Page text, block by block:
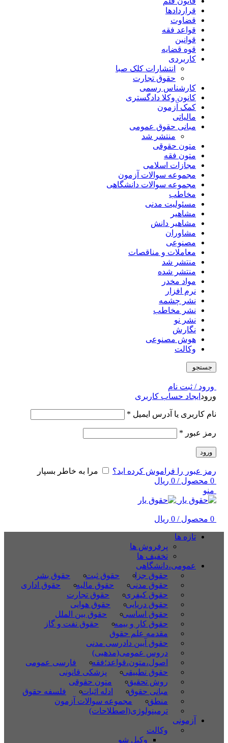
قراردادها
قضاوت
قواعد فقه
قوانین
قوه قضایه
کاربردی
انتشارات کلک صبا
حقوق تجارت
کارشناس رسمی
کانون وکلا دادگستری
کمک آزمون
مالیاتی
مبانی حقوق عمومی
منتشر شد
متون حقوقی
متون فقه
مجازات اسلامی
مجموعه سوالات آزمون
مجموعه سوالات دانشگاهی
مخاطب
مسئولیت مدنی
مشاهیر
مشاهیر دانش
مشاوران
مصنوعی
معاملات و مناقصات
منتشر شد
منتشر شده
مواد مخدر
نرم افزار
نشر چشمه
نشر مخاطب
نشر نو
نگارش
هوش مصنوعی
وکالت
جستجو
ورود / ثبت نام
ورود ایجاد حساب کاربری
نام کاربری یا آدرس ایمیل *
رمز عبور *
ورود
رمز عبور را فراموش کرده اید؟
مرا به خاطر بسپار
0 محصول /
0 ریال
منو
0 محصول /
0 ریال
تازه ها
پرفروش ها
تخفیف ها
عمومی،دانشگاهی
حقوق جزا
حقوق ثبت
حقوق بشر
حقوق مدنی
حقوق مالیه
حقوق اداری
حقوق کیفری
حقوق تجارت
حقوق دریایی
حقوق هوایی
حقوق اساسی
حقوق بین الملل
حقوق کار و بیمه
حقوق نفت و گاز
مقدمه علم حقوق
حقوق آیین دادرسی مدنی
دروس عمومی(مذهبی)
اصول،متون،قواعد؛فقه
فارسی عمومی
حقوق تطبیقی
پزشکی قانونی
روش تحقیق
متون حقوقی
مبانی حقوق
ادله اثبات
فلسفه حقوق
منطق
مجموعه سوالات آزمون
ترمینولوژی(اصطلاحات)
آزمونی
وکالت
وکیل شو